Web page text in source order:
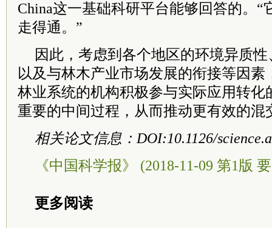
China这一基础科研平台能够回答的。“
走得通。”
因此，考虑到各个地区的环境异质
以及与林木产业市场发展的衔接等因素
林业系统的机构积极参与实际应用转化
重要的中间过程，从而推动更有效的混
相关论文信息：DOI:10.1126/
《中国科学报》 (2018-11-09 第1版
更多阅读